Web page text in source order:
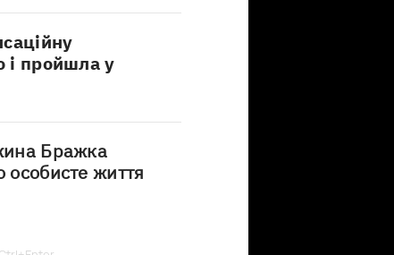
і пройшла у
Бражка
особисте життя